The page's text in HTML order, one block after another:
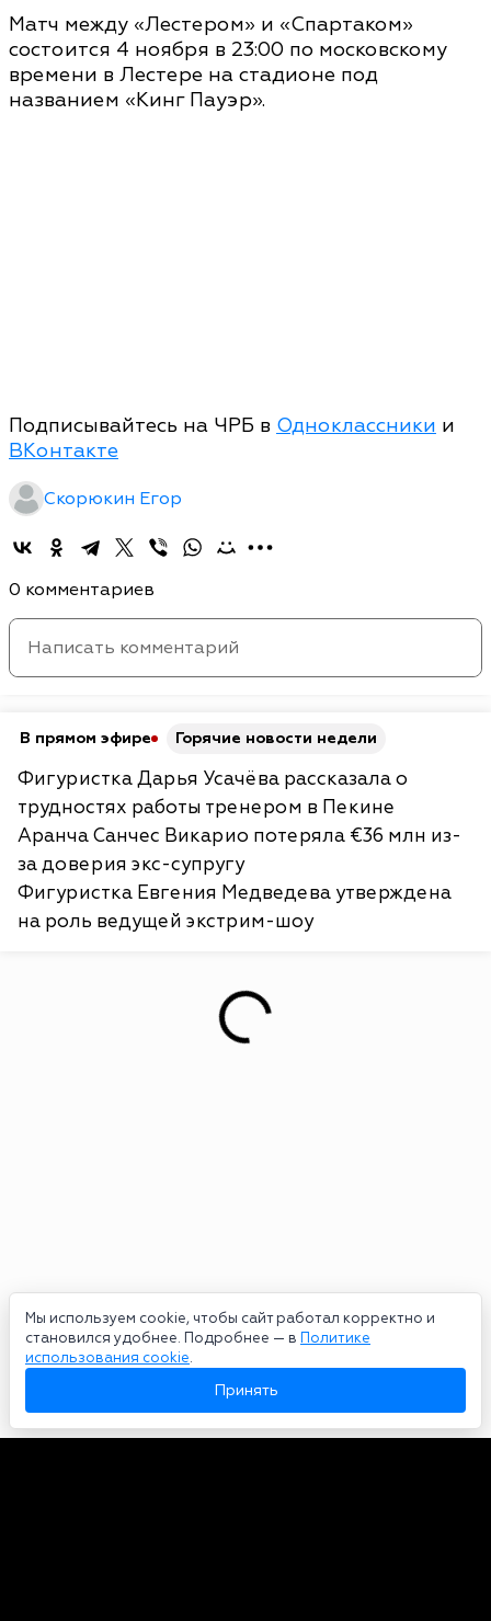
Мы используем cookie, чтобы сайт работал корректно и
становился удобнее. Подробнее — в Политике
использования cookie.
Принять
Матч между «Лестером» и «Спартаком»
состоится 4 ноября в 23:00 по московскому
времени в Лестере на стадионе под
названием «Кинг Пауэр».
Подписывайтесь на ЧРБ в Одноклассники и
ВКонтакте
Скорюкин Егор
0 комментариев
В прямом эфире Горячие новости недели
Фигуристка Дарья Усачёва рассказала о
трудностях работы тренером в Пекине
Аранча Санчес Викарио потеряла €36 млн из-
за доверия экс-супругу
Фигуристка Евгения Медведева утверждена
на роль ведущей экстрим-шоу